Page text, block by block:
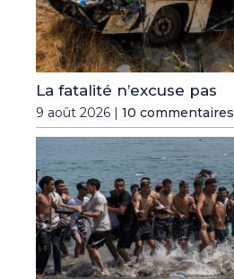
La fatalité n’excuse pas
9 août 2026 | 10 commentaires